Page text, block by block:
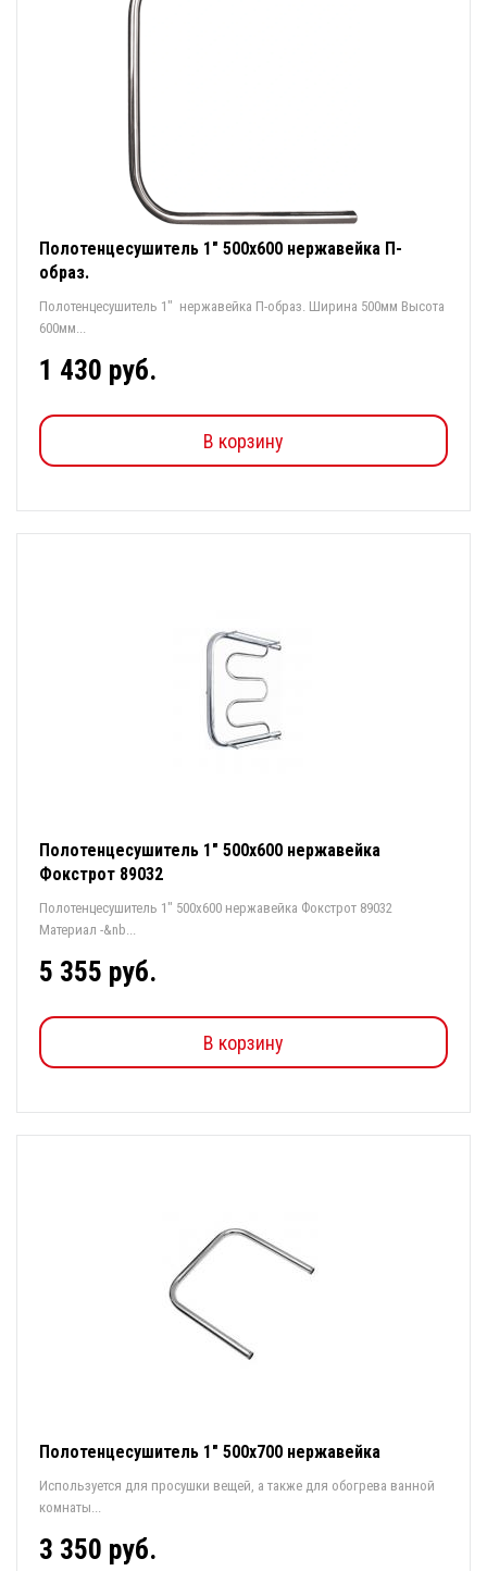
Полотенцесушитель 1" 500х600 нержавейка П-
образ.
Полотенцесушитель 1" нержавейка П-образ. Ширина 500мм Высота
600мм...
1 430 руб.
В корзину
Полотенцесушитель 1" 500х600 нержавейка
Фокстрот 89032
Полотенцесушитель 1" 500х600 нержавейка Фокстрот 89032
Материал -&nb...
5 355 руб.
В корзину
Полотенцесушитель 1" 500х700 нержавейка
Используется для просушки вещей, а также для обогрева ванной
комнаты...
3 350 руб.